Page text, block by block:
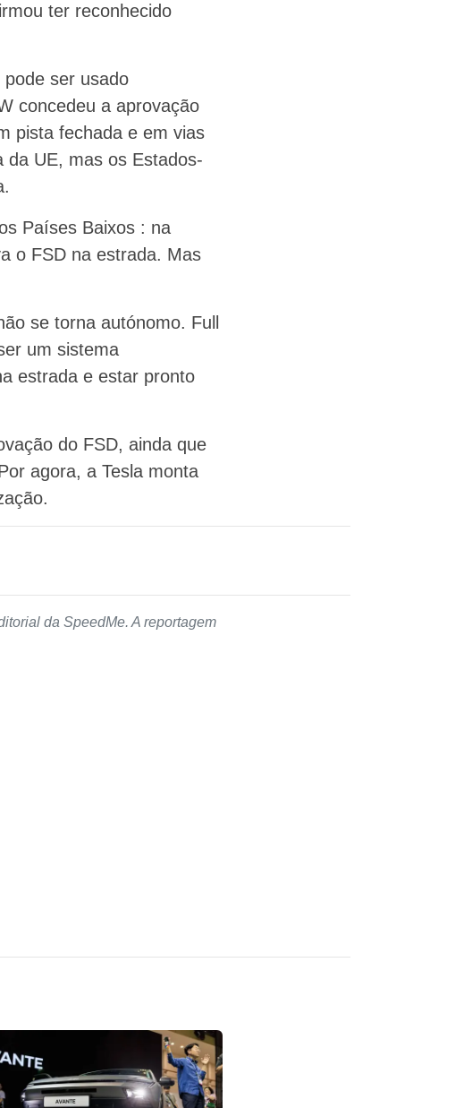
ter reconhecido
ser usado
concedeu a aprovação
pista fechada e em vias
da UE, mas os Estados-
Países Baixos : na
o FSD na estrada. Mas
se torna autónomo. Full
um sistema
estrada e estar pronto
do FSD, ainda que
agora, a Tesla monta
da SpeedMe. A reportagem